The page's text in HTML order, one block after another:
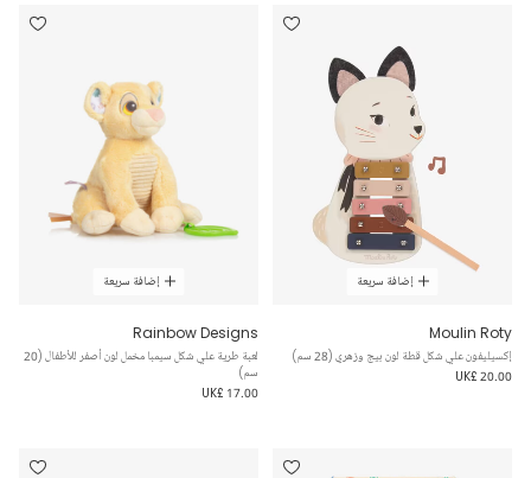
إضافة سريعة
Moulin Roty
إكسيليفون علي شكل قطة لون بيج وزهري (28 سم)
UK£ 20.00
إضافة سريعة
Rainbow Designs
لعبة طرية علي شكل سيمبا مخمل لون أصفر للأطفال (20
سم)
UK£ 17.00